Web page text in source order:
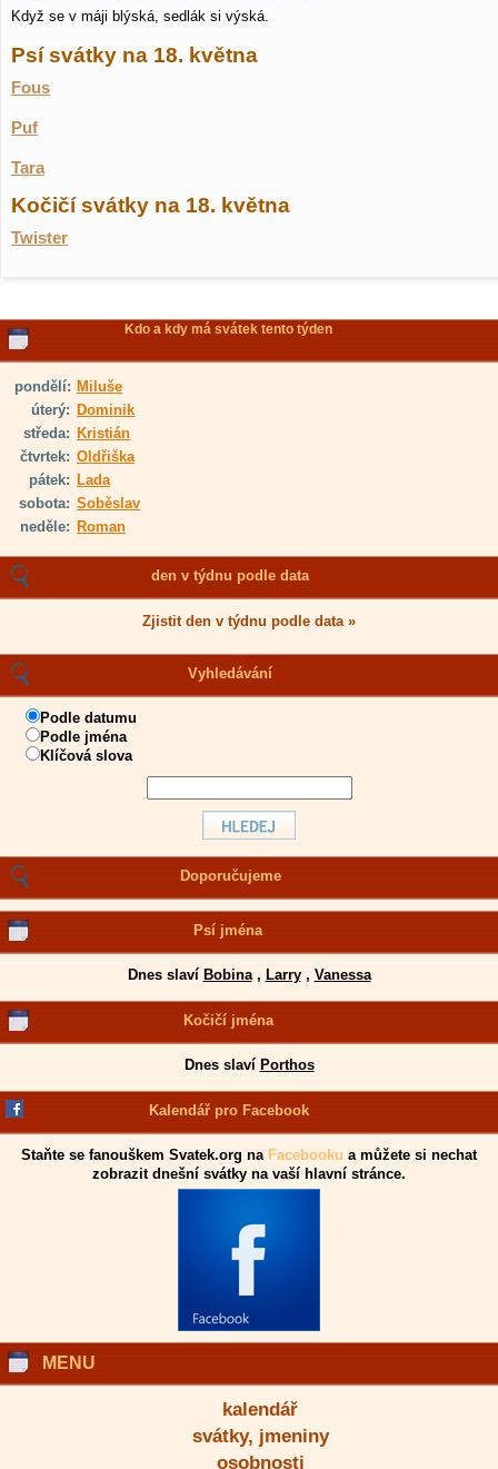
Když se v máji blýská, sedlák si výská.
Psí svátky na 18. května
Fous
Puf
Tara
Kočičí svátky na 18. května
Twister
Kdo a kdy má svátek tento týden
pondělí: Miluše
úterý: Dominik
středa: Kristián
čtvrtek: Oldřiška
pátek: Lada
sobota: Soběslav
neděle: Roman
den v týdnu podle data
Zjistit den v týdnu podle data »
Vyhledávání
Podle datumu
Podle jména
Klíčová slova
Doporučujeme
Psí jména
Dnes slaví Bobina, Larry, Vanessa
Kočičí jména
Dnes slaví Porthos
Kalendář pro Facebook
Staňte se fanouškem Svatek.org na Facebooku a můžete si nechat
zobrazit dnešní svátky na vaší hlavní stránce.
MENU
kalendář
svátky, jmeniny
osobnosti